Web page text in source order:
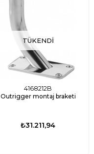
TÜKENDI
4168212B
Outrigger montaj braketi
₺31.211,94